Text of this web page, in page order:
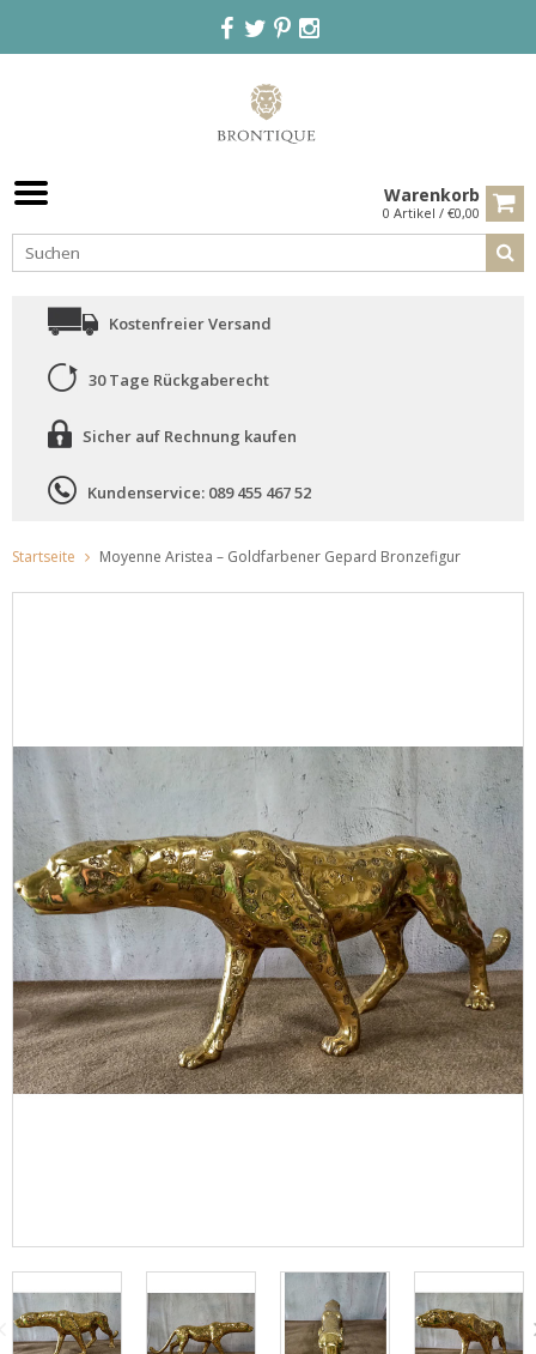
Warenkorb
0 Artikel / €0,00
Kostenfreier Versand
30 Tage Rückgaberecht
Sicher auf Rechnung kaufen
Kundenservice: 089 455 467 52
Startseite Moyenne Aristea – Goldfarbener Gepard Bronzefigur